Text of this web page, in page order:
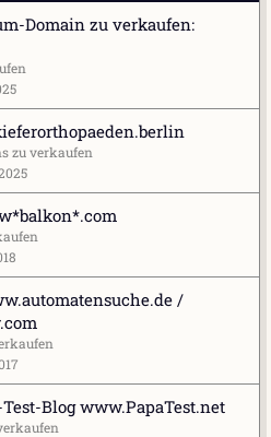
Domain zu verkaufen:
zu verkaufen
/
Blog www.PapaTest.net